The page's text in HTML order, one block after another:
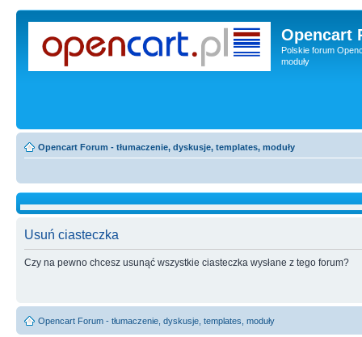
Opencart
Polskie forum
moduły
Opencart Forum - tłumaczenie, dyskusje, templates, moduły
Usuń ciasteczka
Czy na pewno chcesz usunąć wszystkie ciasteczka wysłane z tego forum?
Opencart Forum - tłumaczenie, dyskusje, templates, moduły